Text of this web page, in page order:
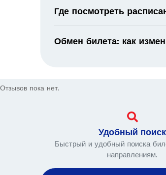
Где посмотреть
Обмен билета: как
Отзывов пока нет.
Удобный поиск
Быстрый и удобный поиска
направлениям.